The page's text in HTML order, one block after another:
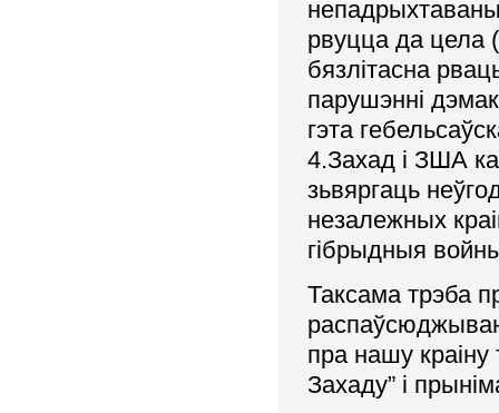
рвуцца да цела
бязлітасна
парушэнні
гэта
4.Захад і ЗША
зьвяргаць
незалежных
гібрыдныя
Таксама трэба
пра нашу краіну
Захаду” і